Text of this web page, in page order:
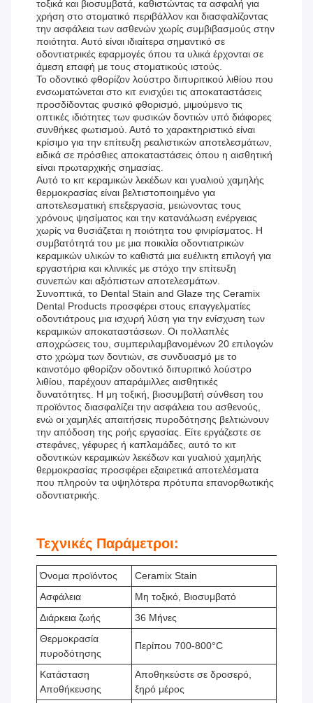
τοξικά και βιοσυμβατά, καθιστώντας τα ασφαλή για
χρήση στο στοματικό περιβάλλον και διασφαλίζοντας
την ασφάλεια των ασθενών χωρίς συμβιβασμούς στην
ποιότητα. Αυτό είναι ιδιαίτερα σημαντικό σε
οδοντιατρικές εφαρμογές όπου τα υλικά έρχονται σε
άμεση επαφή με τους στοματικούς ιστούς.
Το οδοντικό φθορίζον λούστρο διπυριτικού λιθίου που
ενσωματώνεται στο κιτ ενισχύει τις αποκαταστάσεις
προσδίδοντας φυσικό φθορισμό, μιμούμενο τις
οπτικές ιδιότητες των φυσικών δοντιών υπό διάφορες
συνθήκες φωτισμού. Αυτό το χαρακτηριστικό είναι
κρίσιμο για την επίτευξη ρεαλιστικών αποτελεσμάτων,
ειδικά σε πρόσθιες αποκαταστάσεις όπου η αισθητική
είναι πρωταρχικής σημασίας.
Αυτό το κιτ κεραμικών λεκέδων και γυαλιού χαμηλής
θερμοκρασίας είναι βελτιστοποιημένο για
αποτελεσματική επεξεργασία, μειώνοντας τους
χρόνους ψησίματος και την κατανάλωση ενέργειας
χωρίς να θυσιάζεται η ποιότητα του φινιρίσματος. Η
συμβατότητά του με μια ποικιλία οδοντιατρικών
κεραμικών υλικών το καθιστά μια ευέλικτη επιλογή για
εργαστήρια και κλινικές με στόχο την επίτευξη
συνεπών και αξιόπιστων αποτελεσμάτων.
Συνοπτικά, το Dental Stain and Glaze της Ceramix
Dental Products προσφέρει στους επαγγελματίες
οδοντιάτρους μια ισχυρή λύση για την ενίσχυση των
κεραμικών αποκαταστάσεων. Οι πολλαπλές
αποχρώσεις του, συμπεριλαμβανομένων 20 επιλογών
στο χρώμα των δοντιών, σε συνδυασμό με το
καινοτόμο φθορίζον οδοντικό διπυριτικό λούστρο
λιθίου, παρέχουν απαράμιλλες αισθητικές
δυνατότητες. Η μη τοξική, βιοσυμβατή σύνθεση του
προϊόντος διασφαλίζει την ασφάλεια του ασθενούς,
ενώ οι χαμηλές απαιτήσεις πυροδότησης βελτιώνουν
την απόδοση της ροής εργασίας. Είτε εργάζεστε σε
στεφάνες, γέφυρες ή καπλαμάδες, αυτό το κιτ
οδοντικών κεραμικών λεκέδων και γυαλιού χαμηλής
θερμοκρασίας προσφέρει εξαιρετικά αποτελέσματα
που πληρούν τα υψηλότερα πρότυπα επανορθωτικής
οδοντιατρικής.
Τεχνικές Παράμετροι:
Όνομα προϊόντος
Ceramix Stain
Ασφάλεια
Μη τοξικό, Βιοσυμβατό
Διάρκεια ζωής
36 Μήνες
Θερμοκρασία
πυροδότησης
Περίπου 700-800°C
Κατάσταση
Αποθήκευσης
Αποθηκεύστε σε δροσερό,
ξηρό μέρος